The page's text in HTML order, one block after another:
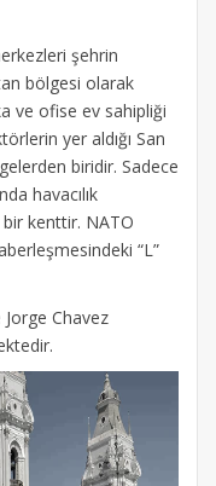
şehrin
bölgesi olarak
ve ofise ev sahipliği
yer aldığı San
biridir. Sadece
havacılık
kenttir. NATO
“L”
Jorge Chavez